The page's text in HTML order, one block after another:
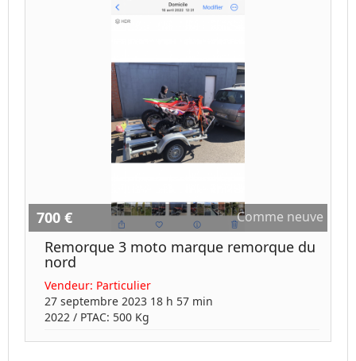
700 € Comme neuve
Remorque 3 moto marque remorque du
nord
Vendeur: Particulier
27 septembre 2023 18 h 57 min
2022 / PTAC: 500 Kg